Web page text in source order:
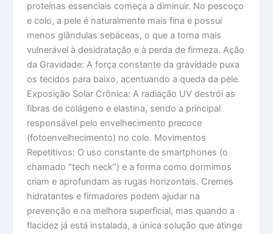
proteínas essenciais começa a diminuir. No pescoço
e colo, a pele é naturalmente mais fina e possui
menos glândulas sebáceas, o que a torna mais
vulnerável à desidratação e à perda de firmeza. Ação
da Gravidade: A força constante da gravidade puxa
os tecidos para baixo, acentuando a queda da pele.
Exposição Solar Crônica: A radiação UV destrói as
fibras de colágeno e elastina, sendo a principal
responsável pelo envelhecimento precoce
(fotoenvelhecimento) no colo. Movimentos
Repetitivos: O uso constante de smartphones (o
chamado “tech neck”) e a forma como dormimos
criam e aprofundam as rugas horizontais. Cremes
hidratantes e firmadores podem ajudar na
prevenção e na melhora superficial, mas quando a
flacidez já está instalada, a única solução que atinge